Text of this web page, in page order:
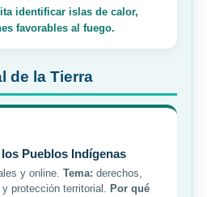
identificar islas de calor,
favorables al fuego.
de la Tierra
Pueblos Indígenas
y online. Tema: derechos,
protección territorial. Por qué